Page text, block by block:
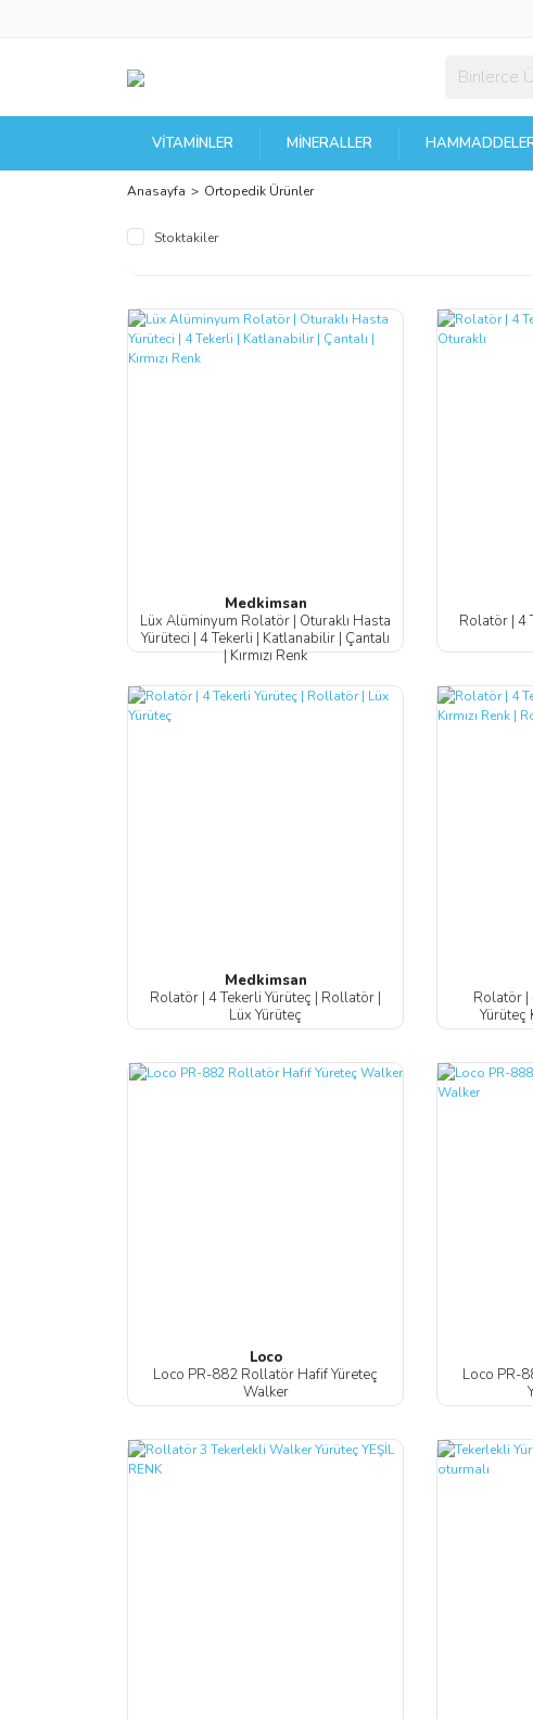
VITAMINLER MINERALLER
Anasayfa Ortopedik Ürünler
Stoktakiler
Medkimsan
Lüx Alüminyum Rolatör | Oturaklı Hasta
Yürüteci | 4 Tekerli | Katlanabilir | Çantalı
| Kırmızı Renk
Rolatör | 4
Medkimsan
Rolatör | 4 Tekerli Yürüteç | Rollatör |
Lüx Yürüteç
Rolatör |
Yürüteç
Loco
Loco PR-882 Rollatör Hafif Yüreteç
Walker
Loco PR-